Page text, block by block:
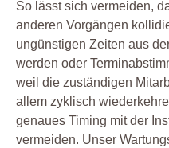
So lässt sich vermeiden,
anderen Vorgängen
ungünstigen Zeiten aus
werden oder
weil die zuständigen
allem zyklisch
genaues Timing mit der
vermeiden. Unser